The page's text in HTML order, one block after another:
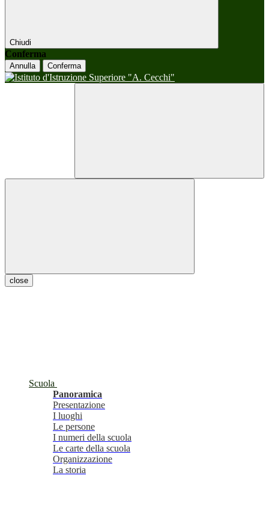
Chiudi
Conferma
Annulla Conferma
close
Scuola
Panoramica
Presentazione
I luoghi
Le persone
I numeri della scuola
Le carte della scuola
Organizzazione
La storia